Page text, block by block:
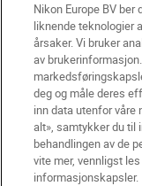
Nikon Europe BV
liknende teknologier
årsaker. Vi bruker
av
deg og måle deres
inn data utenfor våre
alt», samtykker du til
behandlingen av de
vite mer, vennligst
informasjonskapsler.